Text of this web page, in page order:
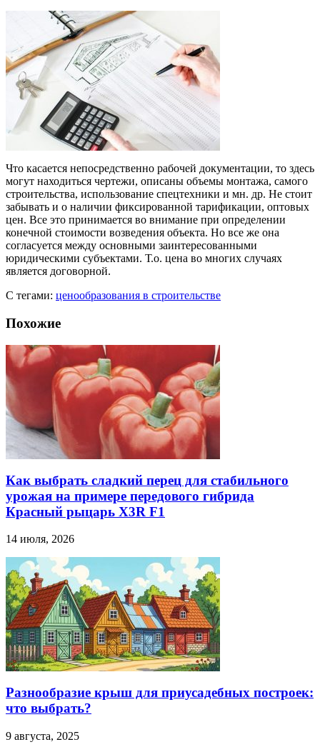
Что касается непосредственно рабочей документации, то здесь
могут находиться чертежи, описаны объемы монтажа, самого
строительства, использование спецтехники и мн. др. Не стоит
забывать и о наличии фиксированной тарификации, оптовых
цен. Все это принимается во внимание при определении
конечной стоимости возведения объекта. Но все же она
согласуется между основными заинтересованными
юридическими субъектами. Т.о. цена во многих случаях
является договорной.
С тегами: ценообразования в строительстве
Похожие
Как выбрать сладкий перец для стабильного
урожая на примере передового гибрида
Красный рыцарь X3R F1
14 июля, 2026
Разнообразие крыш для приусадебных построек:
что выбрать?
9 августа, 2025